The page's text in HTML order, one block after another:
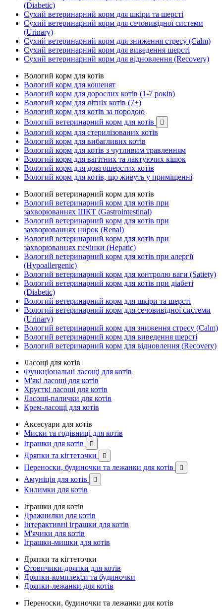
(Diabetic)
Сухий ветеринарний корм для шкіри та шерсті
Сухий ветеринарний корм для сечовивідної системи
(Urinary)
Сухий ветеринарний корм для зниження стресу (Calm)
Сухий ветеринарний корм для виведення шерсті
Сухий ветеринарний корм для відновлення (Recovery)
Вологий корм для котів
Вологий корм для кошенят
Вологий корм для дорослих котів (1-7 років)
Вологий корм для літніх котів (7+)
Вологий корм для котів за породою
Вологий ветеринарний корм для котів

Вологий корм для стерилізованих котів
Вологий корм для вибагливих котів
Вологий корм для котів з чутливим травленням
Вологий корм для вагітних та лактуючих кішок
Вологий корм для довгошерстих котів
Вологий корм для котів, що живуть у приміщенні
Вологий ветеринарний корм для котів
Вологий ветеринарний корм для котів при
захворюваннях ШКТ (Gastrointestinal)
Вологий ветеринарний корм для котів при
захворюваннях нирок (Renal)
Вологий ветеринарний корм для котів при
захворюваннях печінки (Hepatic)
Вологий ветеринарний корм для котів при алергії
(Hypoallergenic)
Вологий ветеринарний корм для контролю ваги (Satiety)
Вологий ветеринарний корм для котів при діабеті
(Diabetic)
Вологий ветеринарний корм для шкіри та шерсті
Вологий ветеринарний корм для сечовивідної системи
(Urinary)
Вологий ветеринарний корм для зниження стресу (Calm)
Вологий ветеринарний корм для виведення шерсті
Вологий ветеринарний корм для відновлення (Recovery)
Ласощі для котів
Функціональні ласощі для котів
М'які ласощі для котів
Хрусткі ласощі для котів
Ласощі-палички для котів
Крем-ласощі для котів
Аксесуари для котів
Миски та годівниці для котів
Іграшки для котів

Дряпки та кігтеточки 
Переноски, будиночки та лежанки для котів 
Амуніція для котів 
Килимки для котів
Іграшки для котів
Дражнилки для котів
Інтерактивні іграшки для котів
М'ячики для котів
Іграшки-мишки для котів
Дряпки та кігтеточки
Стовпчики-дряпки для котів
Дряпки-комплекси та будиночки
Дряпки-лежанки для котів
Переноски, будиночки та лежанки для котів